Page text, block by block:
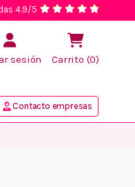
4.9/5
sesión Carrito (0)
Contacto empresas